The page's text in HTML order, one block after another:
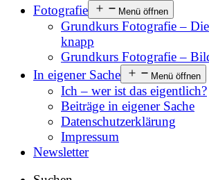
Fotografie
Menü öffnen
Grundkurs Fotografie –
knapp
Grundkurs Fotografie –
In eigener Sache
Menü öffnen
Ich – wer ist das eigentlich?
Beiträge in eigener Sache
Datenschutzerklärung
Impressum
Newsletter